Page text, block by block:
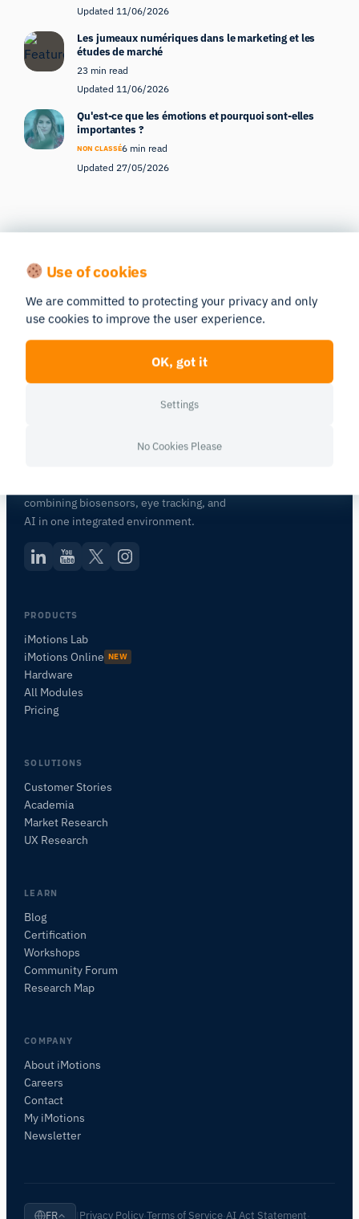
Updated 11/06/2026
Les jumeaux numériques dans le marketing et les
études de marché
23 min read
Updated 11/06/2026
Qu'est-ce que les émotions et pourquoi sont-elles
importantes ?
NON CLASSÉ6 min read
Updated 27/05/2026
See human behavior in a new light
Get a personalized walkthrough of the iMotions platform.
Book a Demo
combining biosensors, eye tracking, and
AI in one integrated environment.
PRODUCTS
iMotions Lab
iMotions Online NEW
Hardware
All Modules
Pricing
SOLUTIONS
Customer Stories
Academia
Market Research
UX Research
LEARN
Blog
Certification
Workshops
Community Forum
Research Map
COMPANY
About iMotions
Careers
Contact
My iMotions
Newsletter
FR Privacy Policy ·Terms of Service ·AI Act Statement
Use of cookies
We are committed to protecting your privacy and only
use cookies to improve the user experience.
OK, got it
Settings
No Cookies Please
Posez des questions sur les méthodes de
POSER UNE QUESTION SUR CETTE PAGE
De quoi parle cette page ?